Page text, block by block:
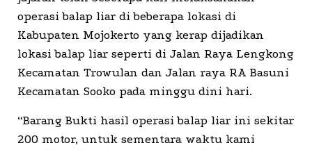
operasi balap liar di beberapa lokasi di
Kabupaten Mojokerto yang kerap dijadikan
lokasi balap liar seperti di Jalan Raya Lengkong
Kecamatan Trowulan dan Jalan raya RA Basuni
Kecamatan Sooko pada minggu dini hari.
“Barang Bukti hasil operasi balap liar ini sekitar
200 motor, untuk sementara waktu kami